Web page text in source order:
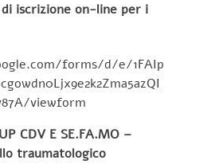
iscrizione on-line per i
forms/d/e/1FAIp
viewform
CDV E SE.FA.MO –
traumatologico